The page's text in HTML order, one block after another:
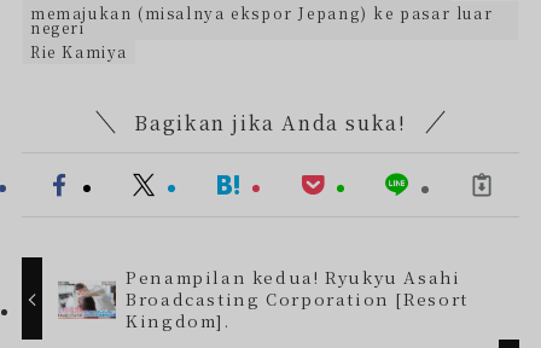
memajukan (misalnya ekspor Jepang) ke pasar luar
negeri
Rie Kamiya
Bagikan jika Anda suka!
Penampilan kedua! Ryukyu Asahi
Broadcasting Corporation [Resort
Kingdom].